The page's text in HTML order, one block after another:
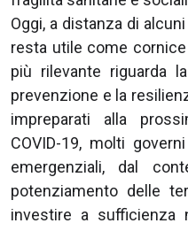
Oggi, a distanza di
resta utile come
più rilevante riguarda
prevenzione e la
impreparati alla
COVID-19, molti
emergenziali, dal
potenziamento delle
investire a sufficienza